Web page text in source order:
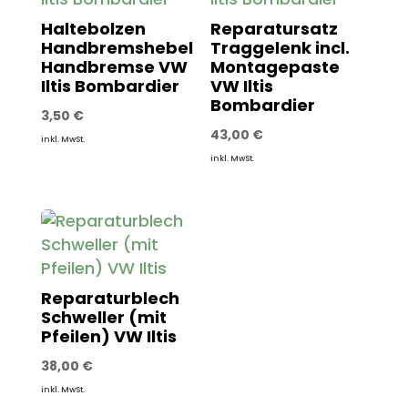
Haltebolzen
Handbremshebel
Handbremse VW
Iltis Bombardier
3,50 €
inkl. MwSt.
Reparatursatz
Traggelenk incl.
Montagepaste
VW Iltis
Bombardier
43,00 €
inkl. MwSt.
Reparaturblech
Schweller (mit
Pfeilen) VW Iltis
38,00 €
inkl. MwSt.